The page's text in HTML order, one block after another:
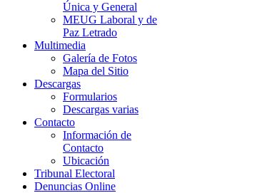
Única y General
MEUG Laboral y de
Paz Letrado
Multimedia
Galería de Fotos
Mapa del Sitio
Descargas
Formularios
Descargas varias
Contacto
Información de
Contacto
Ubicación
Tribunal Electoral
Denuncias Online